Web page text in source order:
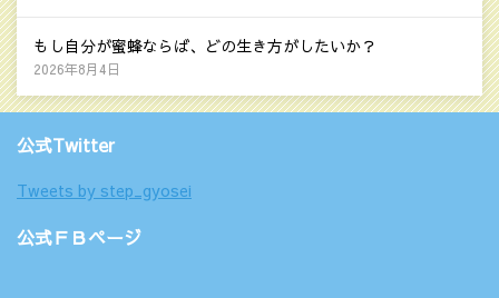
もし自分が蜜蜂ならば、どの生き方がしたいか？
2026年8月4日
公式Twitter
Tweets by step_gyosei
公式ＦＢページ